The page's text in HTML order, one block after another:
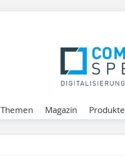
Themen Magazin Produkte